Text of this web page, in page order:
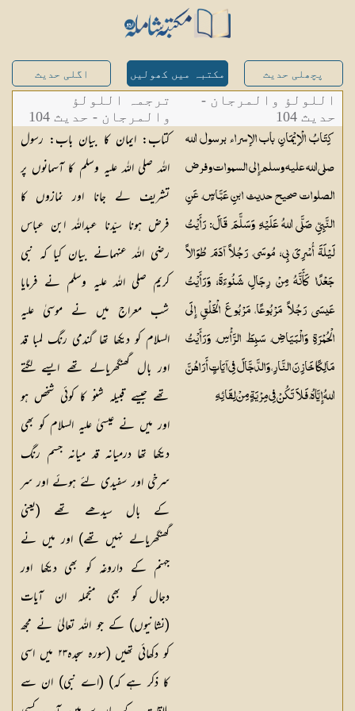
پچھلی حدیث مکتبہ میں کھولیں اگلی حدیث
اللولؤ والمرجان -
حدیث 104
کِتَابُ الْاِیْمَانِ باب الإسراء برسول الله
صلی اللہ علیہ وسلم إِلى السموات وفرض
الصلوات صحيح حديث ابنِ عَبَّاسٍ، عَنِ
النَّبِيِّ صَلَّى اللهُ عَلَيْهِ وَسَلَّمَ قَالَ: رَأَيْتُ
لَيْلَةَ أُسْرِيَ بِي؛ مُوسَى، رَجُلاً آدَمَ طُوَالاً
جَعْدًا كَأَنَّهُ مِنْ رِجَالِ شَنُوءَةَ؛ وَرَأَيْتُ
عَيسَى رَجُلاً مَرْبُوعًا، مَرْبُوعَ الْخَلْقِ إِلَى
الْحُمْرَةِ وَالْبَيَاضِ، سَبِطَ الرَّأْسِ، وَرَأَيْتُ
مَالِكًا خَازِنَ النَّارِ، وَالدَّجَّالَ فِي آيَاتٍ أَرَاهُنَّ
اللهُ إِيَّاهُ، فَلاَ تَكُنْ فِي مِرْيَةٍ مِنْ لِقَائِهِ
ترجمہ اللولؤ
والمرجان - حدیث 104
کتاب: ایمان کا بیان باب: رسول
اللہ صلی اللہ علیہ وسلم کا آسمانوں پر
تشریف لے جانا اور نمازوں کا
فرض ہونا سیّدنا عبداللہ ابن عباس
رضی اللہ عنہمانے بیان کیا کہ نبی
کریم صلی اللہ علیہ وسلم نے فرمایا
شب معراج میں نے موسیٰ علیہ
السلام کو دیکھا تھا گندمی رنگ لمبا قد
اور بال گھنگھریالے تھے ایسے لگتے
تھے جیسے قبیلہ شنو کا کوئی شخص ہو
اور میں نے عیسیٰ علیہ السلام کو بھی
دیکھا تھا درمیانہ قد میانہ جسم رنگ
سرخی اور سفیدی لئے ہوئے اور سر
کے بال سیدھے تھے (یعنی
گھنگھریالے نہیں تھے) اور میں نے
جہنم کے داروغہ کو بھی دیکھا اور
دجال کو بھی منجملہ ان آیات
(نشانیوں) کے جو اللہ تعالیٰ نے مجھ
کو دکھائی تھیں (سورہ سجدہ۲۳ میں اسی
کا ذکر ہے کہ) (اے نبی) ان سے